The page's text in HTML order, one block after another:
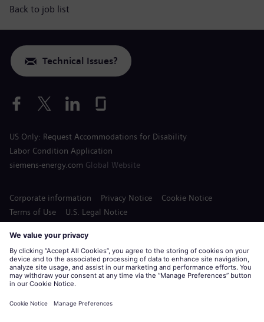
Back to job list
Technical Issues?
US Only: Request Accommodations for Disability
Labor Condition Application
siemens-energy.com Global Website
Corporate information Privacy Notice
Cookie Notice
Terms of Use
U.S. Legal Notice
Siemens Energy is a trademark licensed by Siemens AG.
© Siemens Energy, 2020 - 2026